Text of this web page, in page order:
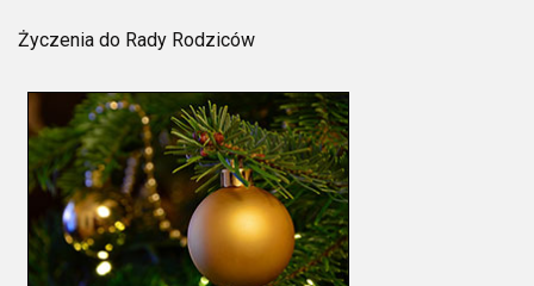
Życzenia do Rady Rodziców